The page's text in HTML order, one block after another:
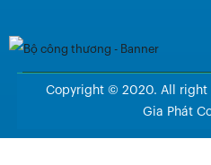
Copyright © 2020. All right
Gia Phát